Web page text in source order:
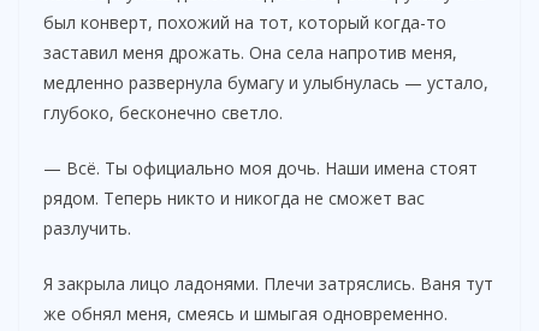
был конверт, похожий на тот, который когда-то
заставил меня дрожать. Она села напротив меня,
медленно развернула бумагу и улыбнулась — устало,
глубоко, бесконечно светло.
— Всё. Ты официально моя дочь. Наши имена стоят
рядом. Теперь никто и никогда не сможет вас
разлучить.
Я закрыла лицо ладонями. Плечи затряслись. Ваня тут
же обнял меня, смеясь и шмыгая одновременно.